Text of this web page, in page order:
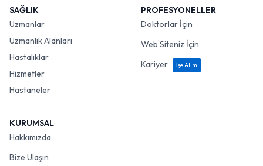
SAĞLIK
Uzmanlar
Uzmanlık Alanları
Hastalıklar
Hizmetler
Hastaneler
PROFESYONELLER
Doktorlar İçin
Web Siteniz İçin
Kariyer
İşe Alım
KURUMSAL
Hakkımızda
Bize Ulaşın